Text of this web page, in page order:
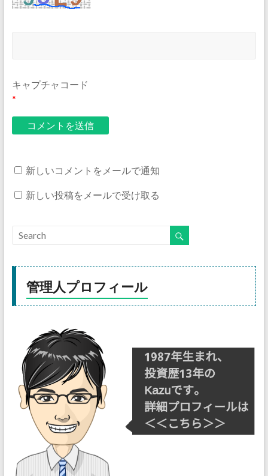
キャプチャコード
*
新しいコメントをメールで通知
新しい投稿をメールで受け取る
管理人プロフィール